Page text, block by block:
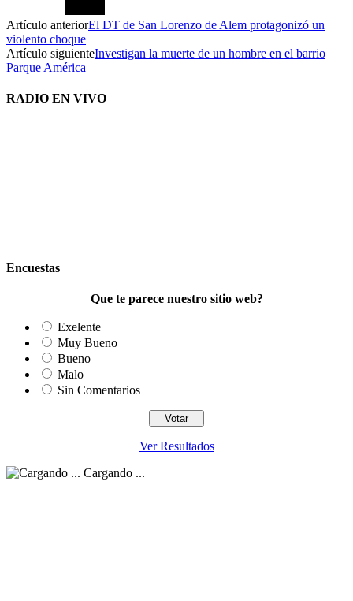
Artículo anteriorEl DT de San Lorenzo de Alem protagonizó un
violento choque
Artículo siguienteInvestigan la muerte de un hombre en el barrio
Parque América
RADIO EN VIVO
Encuestas
Que te parece nuestro sitio web?
Exelente
Muy Bueno
Bueno
Malo
Sin Comentarios
Ver Resultados
Cargando ...